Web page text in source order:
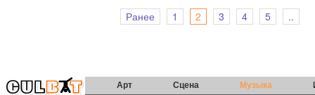
Ранее 1 2 3 4 5 ..
Арт Сцена Музыка